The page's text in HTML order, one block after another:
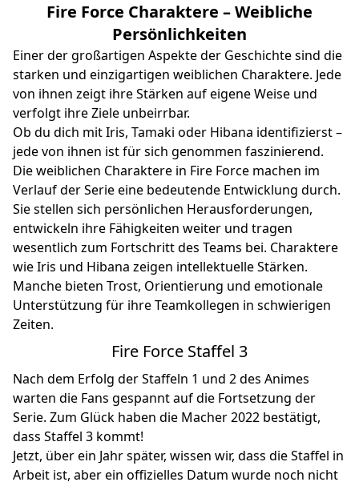
Fire Force Charaktere – Weibliche
Persönlichkeiten
Einer der großartigen Aspekte der Geschichte sind die
starken und einzigartigen weiblichen Charaktere. Jede
von ihnen zeigt ihre Stärken auf eigene Weise und
verfolgt ihre Ziele unbeirrbar.
Ob du dich mit Iris, Tamaki oder Hibana identifizierst –
jede von ihnen ist für sich genommen faszinierend.
Die weiblichen Charaktere in Fire Force machen im
Verlauf der Serie eine bedeutende Entwicklung durch.
Sie stellen sich persönlichen Herausforderungen,
entwickeln ihre Fähigkeiten weiter und tragen
wesentlich zum Fortschritt des Teams bei. Charaktere
wie Iris und Hibana zeigen intellektuelle Stärken.
Manche bieten Trost, Orientierung und emotionale
Unterstützung für ihre Teamkollegen in schwierigen
Zeiten.
Fire Force Staffel 3
Nach dem Erfolg der Staffeln 1 und 2 des Animes
warten die Fans gespannt auf die Fortsetzung der
Serie. Zum Glück haben die Macher 2022 bestätigt,
dass Staffel 3 kommt!
Jetzt, über ein Jahr später, wissen wir, dass die Staffel in
Arbeit ist, aber ein offizielles Datum wurde noch nicht